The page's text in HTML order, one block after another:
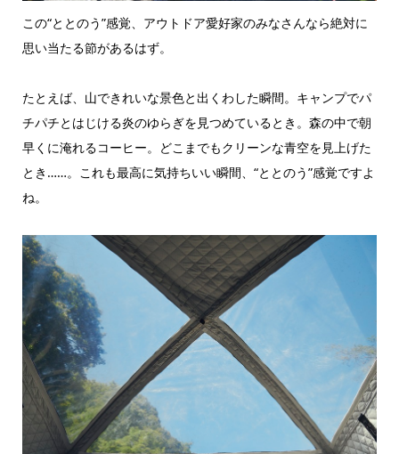
この“ととのう”感覚、アウトドア愛好家のみなさんなら絶対に
思い当たる節があるはず。
たとえば、山できれいな景色と出くわした瞬間。キャンプでパ
チパチとはじける炎のゆらぎを見つめているとき。森の中で朝
早くに淹れるコーヒー。どこまでもクリーンな青空を見上げた
とき……。これも最高に気持ちいい瞬間、“ととのう”感覚ですよ
ね。